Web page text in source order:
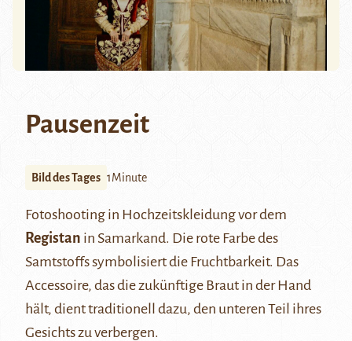
Pausenzeit
Bild des Tages 1Minute
Fotoshooting in Hochzeitskleidung vor dem
Registan in Samarkand. Die rote Farbe des
Samtstoffs symbolisiert die Fruchtbarkeit. Das
Accessoire, das die zukünftige Braut in der Hand
hält, dient traditionell dazu, den unteren Teil ihres
Gesichts zu verbergen.